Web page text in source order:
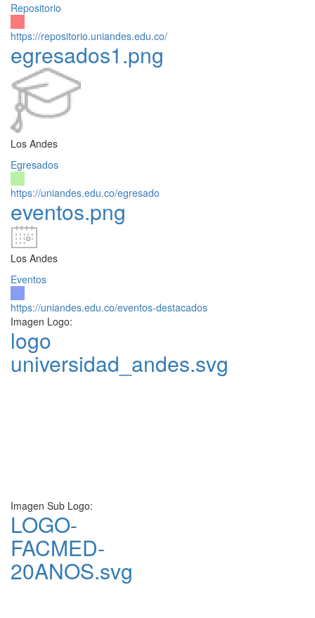
Repositorio
https://repositorio.uniandes.edu.co/
egresados1.png
Los Andes
Egresados
https://uniandes.edu.co/egresado
eventos.png
Los Andes
Eventos
https://uniandes.edu.co/eventos-destacados
Imagen Logo:
logo
universidad_andes.svg
Imagen Sub Logo:
LOGO-
FACMED-
20ANOS.svg